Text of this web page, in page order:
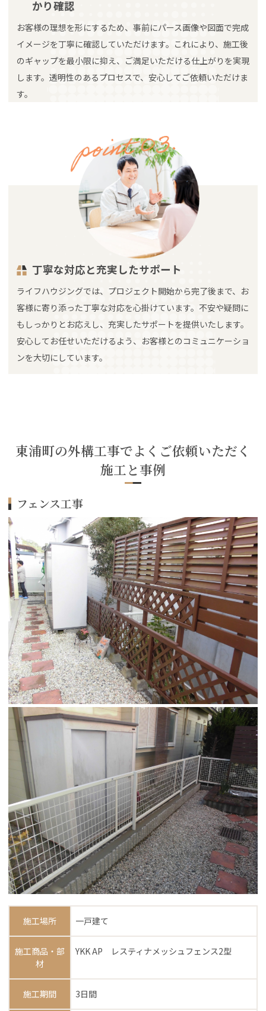
かり確認
お客様の理想を形にするため、事前にパース画像や図面で完成
イメージを丁寧に確認していただけます。これにより、施工後
のギャップを最小限に抑え、ご満足いただける仕上がりを実現
します。透明性のあるプロセスで、安心してご依頼いただけま
す。
丁寧な対応と充実したサポート
ライフハウジングでは、プロジェクト開始から完了後まで、お
客様に寄り添った丁寧な対応を心掛けています。不安や疑問に
もしっかりとお応えし、充実したサポートを提供いたします。
安心してお任せいただけるよう、お客様とのコミュニケーショ
ンを大切にしています。
東浦町の外構工事でよくご依頼いただく
施工と事例
フェンス工事
施工場所 一戸建て
施工商品・部
材
YKK AP レスティナメッシュフェンス2型
施工期間 3日間